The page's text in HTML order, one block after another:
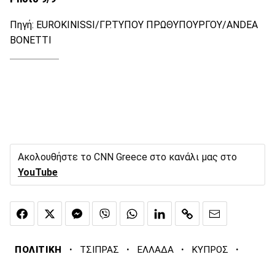
Πηγή: EUROKINISSI/ΓΡ.ΤΥΠΟΥ ΠΡΩΘΥΠΟΥΡΓΟΥ/ANDEA
BONETTΙ
Ακολουθήστε το CNN Greece στο κανάλι μας στο
YouTube
ΠΟΛΙΤΙΚΗ · ΤΣΙΠΡΑΣ · ΕΛΛΑΔΑ · ΚΥΠΡΟΣ ·